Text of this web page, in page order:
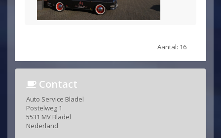
Aantal: 16
Contact
Auto Service Bladel
Postelweg 1
5531 MV Bladel
Nederland